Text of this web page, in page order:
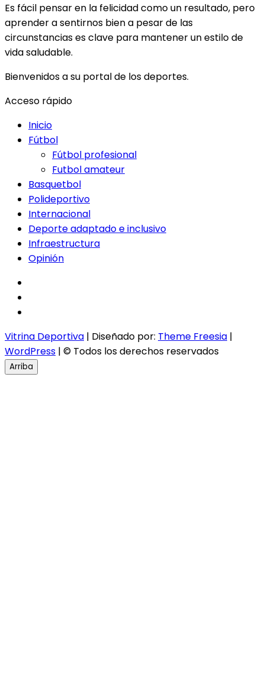
Es fácil pensar en la felicidad como un resultado, pero
aprender a sentirnos bien a pesar de las
circunstancias es clave para mantener un estilo de
vida saludable.
Bienvenidos a su portal de los deportes.
Acceso rápido
Inicio
Fútbol
Fútbol profesional
Futbol amateur
Basquetbol
Polideportivo
Internacional
Deporte adaptado e inclusivo
Infraestructura
Opinión
Vitrina Deportiva | Diseñado por: Theme Freesia |
WordPress | © Todos los derechos reservados
Arriba